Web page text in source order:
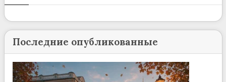
Последние опубликованные